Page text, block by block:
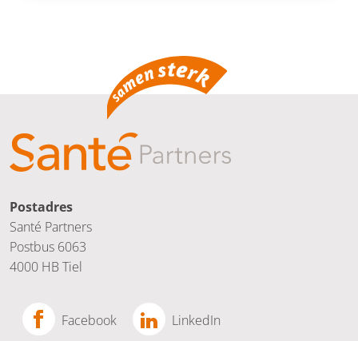
Postadres
Santé Partners
Postbus 6063
4000 HB Tiel
Facebook LinkedIn